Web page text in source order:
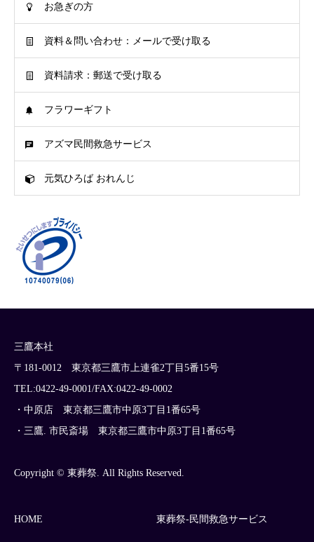
お急ぎの方
資料＆問い合わせ：メールで受け取る
資料請求：郵送で受け取る
フラワーギフト
アズマ民間救急サービス
元気ひろば おれんじ
三鷹本社
〒181-0012 東京都三鷹市上連雀2丁目5番15号
TEL:0422-49-0001/FAX:0422-49-0002
・中原店 東京都三鷹市中原3丁目1番65号
・三鷹. 市民斎場 東京都三鷹市中原3丁目1番65号
Copyright © 東葬祭. All Rights Reserved.
HOME 東葬祭-民間救急サービス